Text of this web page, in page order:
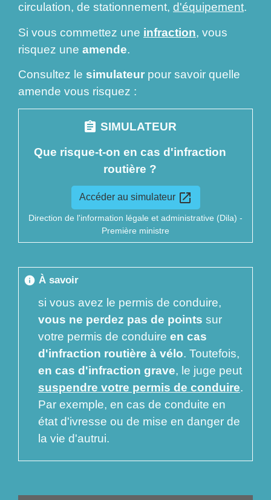
circulation, de stationnement, d'équipement.
Si vous commettez une infraction, vous
risquez une amende.
Consultez le simulateur pour savoir quelle
amende vous risquez :
assignment SIMULATEUR
Que risque-t-on en cas d'infraction
routière ?
Accéder au simulateur open_in_new
Direction de l'information légale et administrative (Dila) -
Première ministre
info À savoir
si vous avez le permis de conduire,
vous ne perdez pas de points sur
votre permis de conduire en cas
d'infraction routière à vélo. Toutefois,
en cas d'infraction grave, le juge peut
suspendre votre permis de conduire.
Par exemple, en cas de conduite en
état d'ivresse ou de mise en danger de
la vie d'autrui.